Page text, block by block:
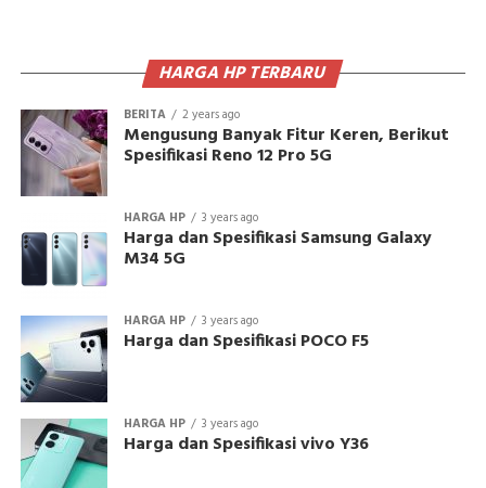
HARGA HP TERBARU
BERITA 2 years ago
Mengusung Banyak Fitur Keren, Berikut
Spesifikasi Reno 12 Pro 5G
HARGA HP 3 years ago
Harga dan Spesifikasi Samsung Galaxy
M34 5G
HARGA HP 3 years ago
Harga dan Spesifikasi POCO F5
HARGA HP 3 years ago
Harga dan Spesifikasi vivo Y36